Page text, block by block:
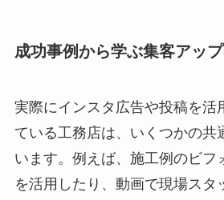
成功事例から学ぶ集客アッ
実際にインスタ広告や投稿を活
ている工務店は、いくつかの共
います。例えば、施工例のビフ
を活用したり、動画で現場スタ